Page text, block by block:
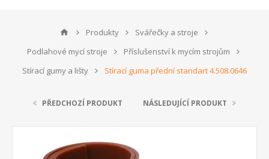
Produkty
Svářečky a stroje
Podlahové mycí stroje
Příslušenství k mycím strojům
Stírací gumy a lišty
Stírací guma přední standart 4.508.0646
PŘEDCHOZÍ PRODUKT NÁSLEDUJÍCÍ PRODUKT